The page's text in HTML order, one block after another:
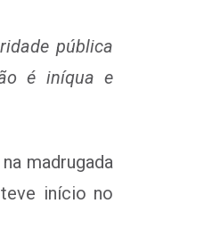
pública
é iníqua e
madrugada
início no